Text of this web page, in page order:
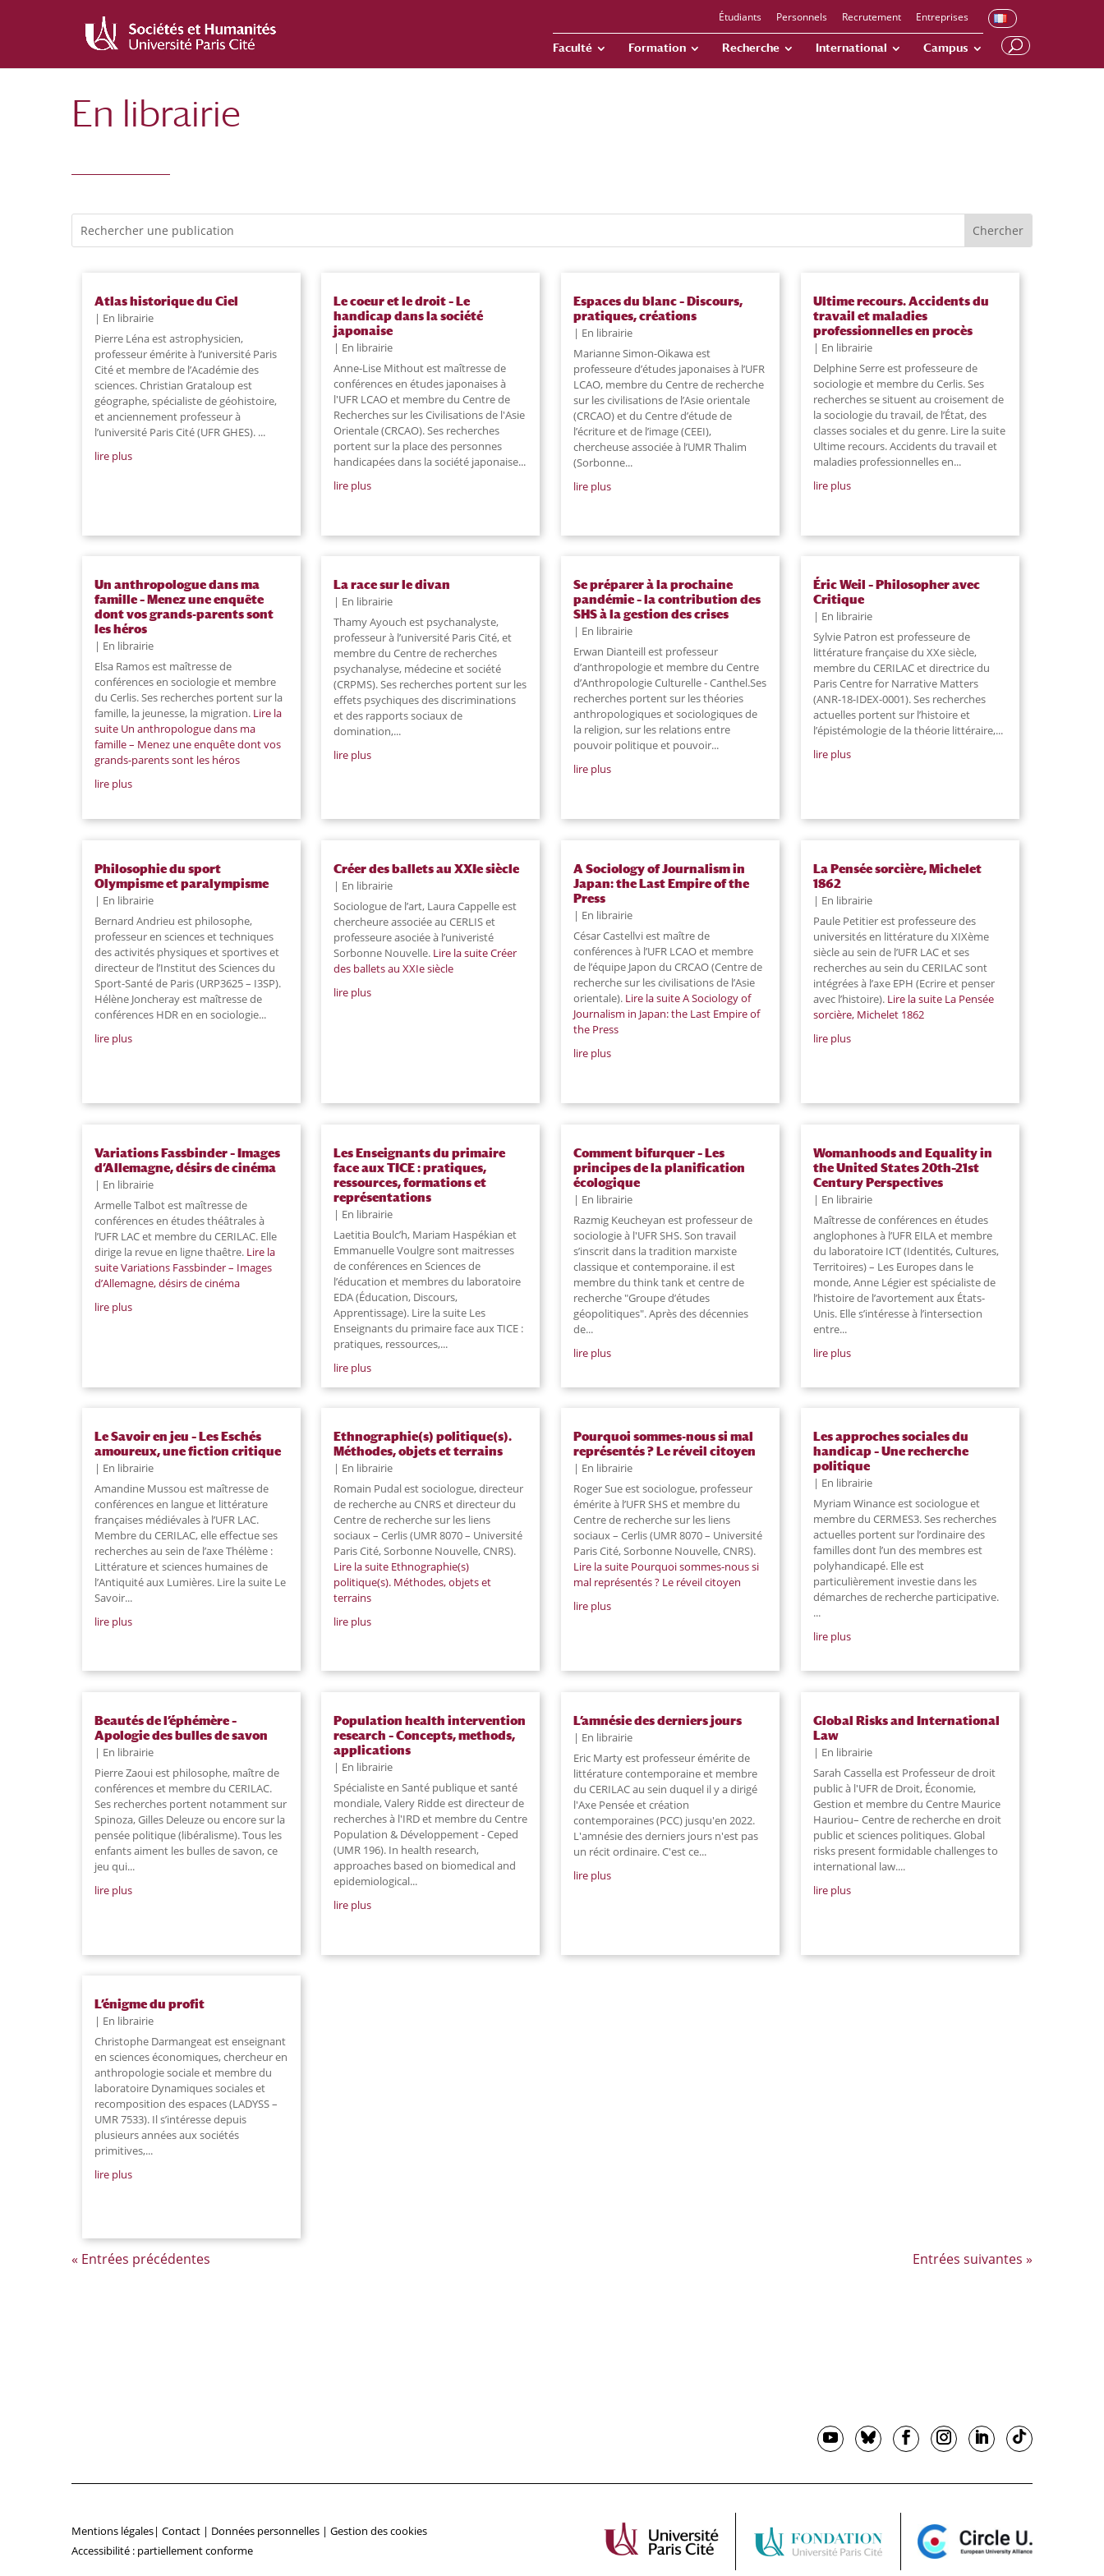
principal
navigation
Étudiants Personnels Recrutement Entreprises
Faculté Formation Recherche International Campus
En librairie
Recherche
Atlas historique du Ciel
En librairie
Pierre Léna est astrophysicien,
professeur émérite à l’université Paris
Cité et membre de l’Académie des
sciences. Christian Grataloup est
géographe, spécialiste de géohistoire,
et anciennement professeur à
l’université Paris Cité (UFR GHES). ...
lire plus
Le coeur et le droit – Le
handicap dans la société
japonaise
En librairie
Anne-Lise Mithout est maîtresse de
conférences en études japonaises à
l'UFR LCAO et membre du Centre de
Recherches sur les Civilisations de l'Asie
Orientale (CRCAO). Ses recherches
portent sur la place des personnes
handicapées dans la société japonaise...
lire plus
Espaces du blanc – Discours,
pratiques, créations
En librairie
Marianne Simon-Oikawa est
professeure d’études japonaises à l’UFR
LCAO, membre du Centre de recherche
sur les civilisations de l’Asie orientale
(CRCAO) et du Centre d’étude de
l’écriture et de l’image (CEEI),
chercheuse associée à l’UMR Thalim
(Sorbonne...
lire plus
Ultime recours. Accidents du
travail et maladies
professionnelles en procès
En librairie
Delphine Serre est professeure de
sociologie et membre du Cerlis. Ses
recherches se situent au croisement de
la sociologie du travail, de l’État, des
classes sociales et du genre. Lire la suite
Ultime recours. Accidents du travail et
maladies professionnelles en...
lire plus
Un anthropologue dans ma
famille – Menez une enquête
dont vos grands-parents sont
les héros
En librairie
Elsa Ramos est maîtresse de
conférences en sociologie et membre
du Cerlis. Ses recherches portent sur la
famille, la jeunesse, la migration. Lire la
suiteUn anthropologue dans ma
famille – Menez une enquête dont vos
grands-parents sont les héros
lire plus
La race sur le divan
En librairie
Thamy Ayouch est psychanalyste,
professeur à l’université Paris Cité, et
membre du Centre de recherches
psychanalyse, médecine et société
(CRPMS). Ses recherches portent sur les
effets psychiques des discriminations
et des rapports sociaux de
domination,...
lire plus
Se préparer à la prochaine
pandémie – la contribution des
SHS à la gestion des crises
En librairie
Erwan Dianteill est professeur
d’anthropologie et membre du Centre
d’Anthropologie Culturelle - Canthel.Ses
recherches portent sur les théories
anthropologiques et sociologiques de
la religion, sur les relations entre
pouvoir politique et pouvoir...
lire plus
Éric Weil – Philosopher avec
Critique
En librairie
Sylvie Patron est professeure de
littérature française du XXe siècle,
membre du CERILAC et directrice du
Paris Centre for Narrative Matters
(ANR-18-IDEX-0001). Ses recherches
actuelles portent sur l’histoire et
l’épistémologie de la théorie littéraire,...
lire plus
Philosophie du sport
Olympisme et paralympisme
En librairie
Bernard Andrieu est philosophe,
professeur en sciences et techniques
des activités physiques et sportives et
directeur de l’Institut des Sciences du
Sport-Santé de Paris (URP3625 – I3SP).
Hélène Joncheray est maîtresse de
conférences HDR en en sociologie...
lire plus
Créer des ballets au XXIe siècle
En librairie
Sociologue de l’art, Laura Cappelle est
chercheure associée au CERLIS et
professeure asociée à l’univeristé
Sorbonne Nouvelle. Lire la suiteCréer
des ballets au XXIe siècle
lire plus
A Sociology of Journalism in
Japan: the Last Empire of the
Press
En librairie
César Castellvi est maître de
conférences à l’UFR LCAO et membre
de l’équipe Japon du CRCAO (Centre de
recherche sur les civilisations de l’Asie
orientale). Lire la suiteA Sociology of
Journalism in Japan: the Last Empire of
the Press
lire plus
La Pensée sorcière, Michelet
1862
En librairie
Paule Petitier est professeure des
universités en littérature du XIXème
siècle au sein de l’UFR LAC et ses
recherches au sein du CERILAC sont
intégrées à l’axe EPH (Ecrire et penser
avec l’histoire). Lire la suiteLa Pensée
sorcière, Michelet 1862
lire plus
Variations Fassbinder – Images
d’Allemagne, désirs de cinéma
En librairie
Armelle Talbot est maîtresse de
conférences en études théâtrales à
l’UFR LAC et membre du CERILAC. Elle
dirige la revue en ligne thaêtre. Lire la
suiteVariations Fassbinder – Images
d’Allemagne, désirs de cinéma
lire plus
Les Enseignants du primaire
face aux TICE : pratiques,
ressources, formations et
représentations
En librairie
Laetitia Boulc’h, Mariam Haspékian et
Emmanuelle Voulgre sont maitresses
de conférences en Sciences de
l’éducation et membres du laboratoire
EDA (Éducation, Discours,
Apprentissage). Lire la suite Les
Enseignants du primaire face aux TICE :
pratiques, ressources,...
lire plus
Comment bifurquer – Les
principes de la planification
écologique
En librairie
Razmig Keucheyan est professeur de
sociologie à l'UFR SHS. Son travail
s’inscrit dans la tradition marxiste
classique et contemporaine. il est
membre du think tank et centre de
recherche "Groupe d’études
géopolitiques". Après des décennies
de...
lire plus
Womanhoods and Equality in
the United States 20th–21st
Century Perspectives
En librairie
Maîtresse de conférences en études
anglophones à l’UFR EILA et membre
du laboratoire ICT (Identités, Cultures,
Territoires) – Les Europes dans le
monde, Anne Légier est spécialiste de
l’histoire de l’avortement aux États-
Unis. Elle s’intéresse à l’intersection
entre...
lire plus
Le Savoir en jeu – Les Eschés
amoureux, une fiction critique
En librairie
Amandine Mussou est maîtresse de
conférences en langue et littérature
françaises médiévales à l’UFR LAC.
Membre du CERILAC, elle effectue ses
recherches au sein de l’axe Thélème :
Littérature et sciences humaines de
l’Antiquité aux Lumières. Lire la suite Le
Savoir...
lire plus
Ethnographie(s) politique(s).
Méthodes, objets et terrains
En librairie
Romain Pudal est sociologue, directeur
de recherche au CNRS et directeur du
Centre de recherche sur les liens
sociaux – Cerlis (UMR 8070 – Université
Paris Cité, Sorbonne Nouvelle, CNRS).
Lire la suite Ethnographie(s)
politique(s). Méthodes, objets et
terrains
lire plus
Pourquoi sommes-nous si mal
représentés ? Le réveil citoyen
En librairie
Roger Sue est sociologue, professeur
émérite à l’UFR SHS et membre du
Centre de recherche sur les liens
sociaux – Cerlis (UMR 8070 – Université
Paris Cité, Sorbonne Nouvelle, CNRS).
Lire la suitePourquoi sommes-nous si
mal représentés ? Le réveil citoyen
lire plus
Les approches sociales du
handicap – Une recherche
politique
En librairie
Myriam Winance est sociologue et
membre du CERMES3. Ses recherches
actuelles portent sur l’ordinaire des
familles dont l’un des membres est
polyhandicapé. Elle est
particulièrement investie dans les
démarches de recherche participative.
...
lire plus
Beautés de l’éphémère –
Apologie des bulles de savon
En librairie
Pierre Zaoui est philosophe, maître de
conférences et membre du CERILAC.
Ses recherches portent notamment sur
Spinoza, Gilles Deleuze ou encore sur la
pensée politique (libéralisme). Tous les
enfants aiment les bulles de savon, ce
jeu qui...
lire plus
Population health intervention
research – Concepts, methods,
applications
En librairie
Spécialiste en Santé publique et santé
mondiale, Valery Ridde est directeur de
recherches à l'IRD et membre du Centre
Population & Développement - Ceped
(UMR 196). In health research,
approaches based on biomedical and
epidemiological...
lire plus
L’amnésie des derniers jours
En librairie
Eric Marty est professeur émérite de
littérature contemporaine et membre
du CERILAC au sein duquel il y a dirigé
l'Axe Pensée et création
contemporaines (PCC) jusqu'en 2022.
L'amnésie des derniers jours n'est pas
un récit ordinaire. C'est ce...
lire plus
Global Risks and International
Law
En librairie
Sarah Cassella est Professeur de droit
public à l'UFR de Droit, Économie,
Gestion et membre du Centre Maurice
Hauriou– Centre de recherche en droit
public et sciences politiques. Global
risks present formidable challenges to
international law....
lire plus
L’énigme du profit
En librairie
Christophe Darmangeat est enseignant
en sciences économiques, chercheur en
anthropologie sociale et membre du
laboratoire Dynamiques sociales et
recomposition des espaces (LADYSS –
UMR 7533). Il s’intéresse depuis
plusieurs années aux sociétés
primitives,...
lire plus
« Entrées précédentes Entrées suivantes »
Mentions légales| Contact | Données personnelles | Gestion des cookies
Accessibilité : partiellement conforme